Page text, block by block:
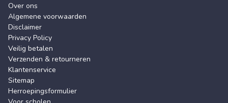
Over ons
Algemene voorwaarden
Disclaimer
Privacy Policy
Veilig betalen
Verzenden & retourneren
Klantenservice
Sitemap
Herroepingsformulier